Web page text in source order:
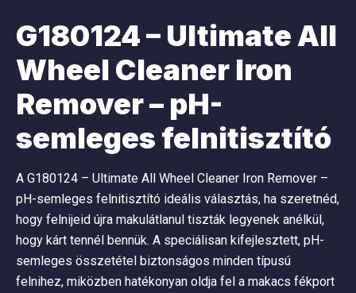
G180124 – Ultimate All
Wheel Cleaner Iron
Remover – pH-
semleges felnitisztító
A G180124 – Ultimate All Wheel Cleaner Iron Remover –
pH-semleges felnitisztító ideális választás, ha szeretnéd,
hogy felnijeid újra makulátlanul tiszták legyenek anélkül,
hogy kárt tennél bennük. A speciálisan kifejlesztett, pH-
semleges összetétel biztonságos minden típusú
felnihez, miközben hatékonyan oldja fel a makacs fékport